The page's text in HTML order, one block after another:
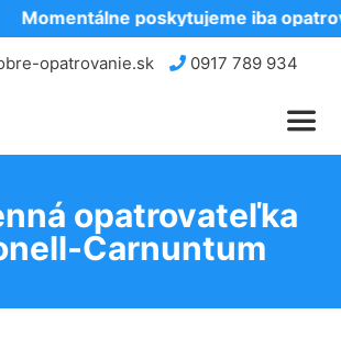
Momentálne poskytujeme iba
opatrovanie.sk 0917 789 934
opatrovateľka
Carnuntum